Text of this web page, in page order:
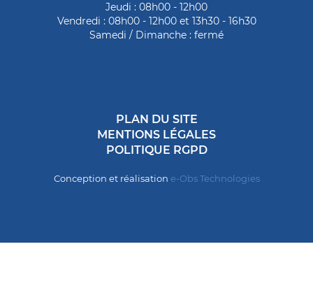
Jeudi : 08h00 - 12h00
Vendredi : 08h00 - 12h00 et 13h30 - 16h30
Samedi / Dimanche : fermé
PLAN DU SITE
MENTIONS LÉGALES
POLITIQUE RGPD
Conception et réalisation e-Obs Technologies